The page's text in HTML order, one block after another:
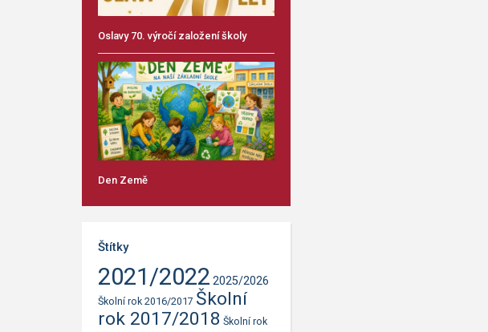
Oslavy 70. výročí založení školy
Den Země
Štítky
2021/2022 2025/2026
Školní rok 2016/2017 Školní
rok 2017/2018 Školní rok